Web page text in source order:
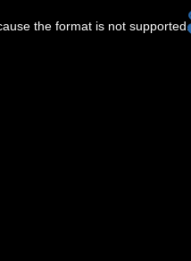
the format is not supported.